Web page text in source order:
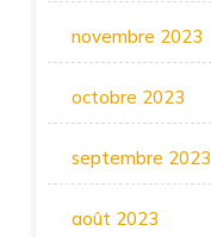
novembre 2023
octobre 2023
septembre 2023
août 2023